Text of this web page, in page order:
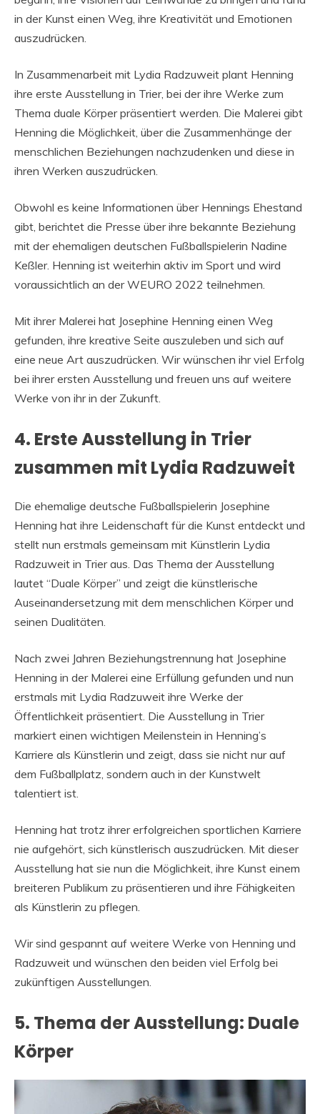
in der Kunst einen Weg, ihre Kreativität und Emotionen
auszudrücken.
In Zusammenarbeit mit Lydia Radzuweit plant Henning
ihre erste Ausstellung in Trier, bei der ihre Werke zum
Thema duale Körper präsentiert werden. Die Malerei gibt
Henning die Möglichkeit, über die Zusammenhänge der
menschlichen Beziehungen nachzudenken und diese in
ihren Werken auszudrücken.
Obwohl es keine Informationen über Hennings Ehestand
gibt, berichtet die Presse über ihre bekannte Beziehung
mit der ehemaligen deutschen Fußballspielerin Nadine
Keßler. Henning ist weiterhin aktiv im Sport und wird
voraussichtlich an der WEURO 2022 teilnehmen.
Mit ihrer Malerei hat Josephine Henning einen Weg
gefunden, ihre kreative Seite auszuleben und sich auf
eine neue Art auszudrücken. Wir wünschen ihr viel Erfolg
bei ihrer ersten Ausstellung und freuen uns auf weitere
Werke von ihr in der Zukunft.
4. Erste Ausstellung in Trier
zusammen mit Lydia Radzuweit
Die ehemalige deutsche Fußballspielerin Josephine
Henning hat ihre Leidenschaft für die Kunst entdeckt und
stellt nun erstmals gemeinsam mit Künstlerin Lydia
Radzuweit in Trier aus. Das Thema der Ausstellung
lautet “Duale Körper” und zeigt die künstlerische
Auseinandersetzung mit dem menschlichen Körper und
seinen Dualitäten.
Nach zwei Jahren Beziehungstrennung hat Josephine
Henning in der Malerei eine Erfüllung gefunden und nun
erstmals mit Lydia Radzuweit ihre Werke der
Öffentlichkeit präsentiert. Die Ausstellung in Trier
markiert einen wichtigen Meilenstein in Henning’s
Karriere als Künstlerin und zeigt, dass sie nicht nur auf
dem Fußballplatz, sondern auch in der Kunstwelt
talentiert ist.
Henning hat trotz ihrer erfolgreichen sportlichen Karriere
nie aufgehört, sich künstlerisch auszudrücken. Mit dieser
Ausstellung hat sie nun die Möglichkeit, ihre Kunst einem
breiteren Publikum zu präsentieren und ihre Fähigkeiten
als Künstlerin zu pflegen.
Wir sind gespannt auf weitere Werke von Henning und
Radzuweit und wünschen den beiden viel Erfolg bei
zukünftigen Ausstellungen.
5. Thema der Ausstellung: Duale
Körper